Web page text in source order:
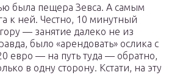
была пещера Зевса. А самым
к ней. Честно, 10 минутный
— занятие далеко не из
было «арендовать» ослика с
евро — на путь туда — обратно,
в одну сторону. Кстати, на эту